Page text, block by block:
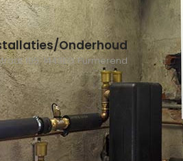
Onderhoud
105, 1443EG Purmerend